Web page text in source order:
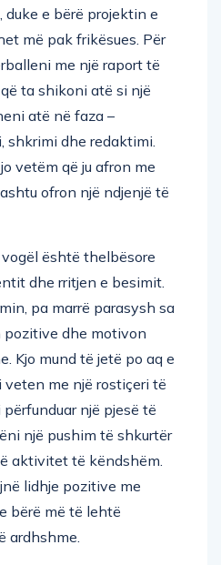
duke e bërë projektin e
më pak frikësues. Për
me një raport të
ta shikoni atë si një
atë në faza –
shkrimi dhe redaktimi.
vetëm që ju afron me
ofron një ndjenjë të
është thelbësore
dhe rritjen e besimit.
pa marrë parasysh sa
pozitive dhe motivon
Kjo mund të jetë po aq e
me një rostiçeri të
një pjesë të
një pushim të shkurtër
aktivitet të këndshëm.
lidhje pozitive me
bërë më të lehtë
ardhshme.